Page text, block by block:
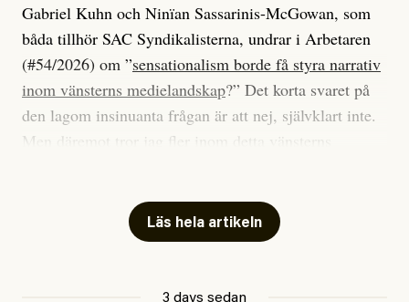
Gabriel Kuhn och Ninïan Sassarinis-McGowan, som
båda tillhör SAC Syndikalisterna, undrar i Arbetaren
(#54/2026) om ”sensationalism borde få styra narrativ
inom vänsterns medielandskap?” Det korta svaret på
den lagom insinuanta frågan är att nej, självklart inte.
Men däremot tror jag fler inom detta vänsterns
journalistik som vänder sig till många snarare än att
jaga inbördes beundran. Det har i alla fall fungerat för
Läs hela artikeln
3 days sedan